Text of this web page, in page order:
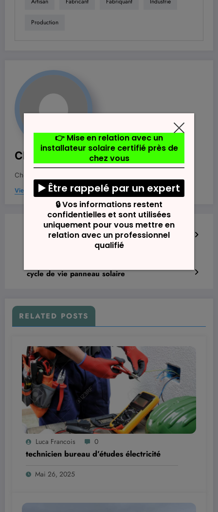
Production
Chloe Beaufort
Chercheuse dans le domaine des technologies solaires.
View All Posts
Previous post
courbe production panneau solaire
cycle de vie panneau solaire
RELATED POSTS
Luca Francois 0
technicien bureau d’études électricité
Mai 26, 2025